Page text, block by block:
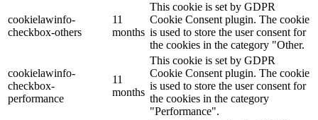
40x9,5x155
(0)
42 ml. cm. Diamtero 7,8x5,7 h.(0)
44 cm
45 cm
cookielawinfo-
checkbox-others
11
months
This cookie is set by GDPR
Cookie Consent plugin. The cookie
is used to store the user consent for
the cookies in the category "Other.
cookielawinfo-
checkbox-
performance
11
months
This cookie is set by GDPR
Cookie Consent plugin. The cookie
is used to store the user consent for
the cookies in the category
"Performance".